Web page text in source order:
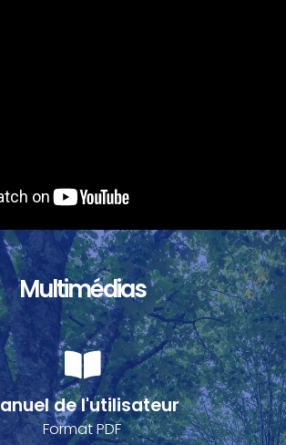
Multimédias
de l'utilisateur
Format PDF